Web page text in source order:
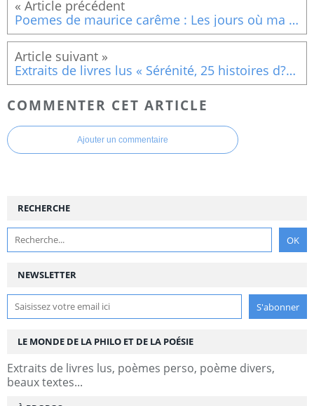
Poemes de maurice carême : Les jours où ma mère
Extraits de livres lus « Sérénité, 25 histoires d?équilibre intérieur » Vivre heureux et mourir
COMMENTER CET ARTICLE
Ajouter un commentaire
NEWSLETTER
RECHERCHE
LE MONDE DE LA PHILO ET DE LA POÉSIE
Extraits de livres lus, poèmes perso, poème divers,
beaux textes...